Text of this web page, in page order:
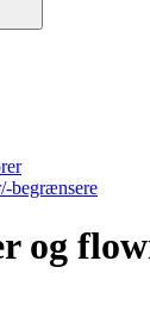
begrænsere
og